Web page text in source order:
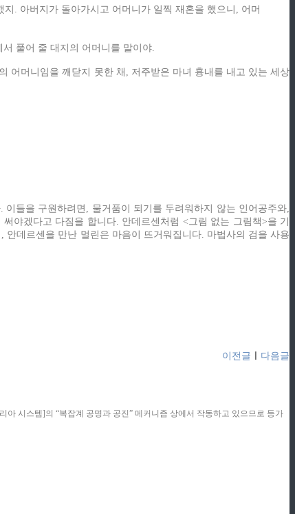
. 아버지가 돌아가시고 어머니가 일찍 재혼을 했으니, 어머
풀어 줄 대지의 어머니를 말이야.
어머니임을 깨닫지 못한 채, 저주받은 마녀 흉내를 내고 있는 세상
들을 구원하려면, 물거품이 되기를 두려워하지 않는 인어공주와,
야겠다고 다짐을 합니다. 안데르센처럼 <그림 없는 그림책>을 기
데르센을 만난 멀린은 마음이 뜨거워집니다. 마법사의 검을 사용
이전글 다음글
시스템]의 “복잡계 공명과 공진” 메커니즘 상에서 작동하고 있으므로 등가